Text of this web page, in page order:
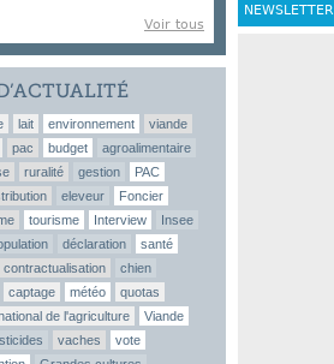
NEWSLETTER
Voir tous
lait environnement
viande
pac budget
agroalimentaire
ruralité gestion
PAC
eleveur
Foncier
tourisme Interview
Insee
déclaration
santé
contractualisation
chien
captage météo
quotas
de l'agriculture
Viande
vaches
vote